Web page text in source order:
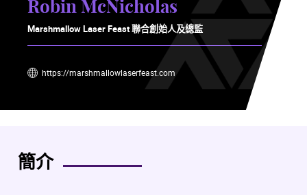
Robin McNicholas
Marshmallow Laser Feast 聯合創始人及總監
https://marshmallowlaserfeast.com
簡介